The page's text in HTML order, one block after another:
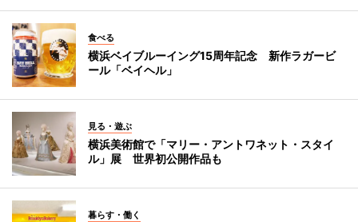
食べる
横浜ベイブルーイング15周年記念 新作ラガービ
ール「ベイヘル」
見る・遊ぶ
横浜美術館で「マリー・アントワネット・スタイ
ル」展 世界初公開作品も
暮らす・働く